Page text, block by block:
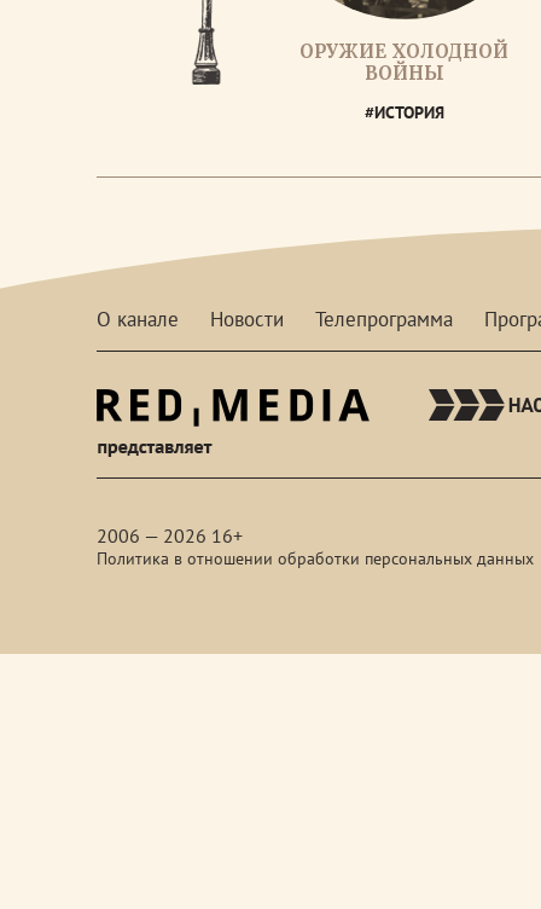
ОРУЖИЕ ХОЛОДНОЙ
ВОЙНЫ
#ИСТОРИЯ
О канале Новости Телепрограмма
2006 — 2026 16+
Политика в отношении обработки персональных данных